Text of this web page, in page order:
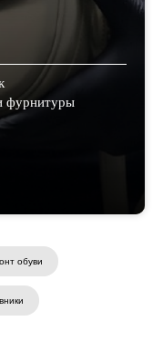
фурнитуры
обуви